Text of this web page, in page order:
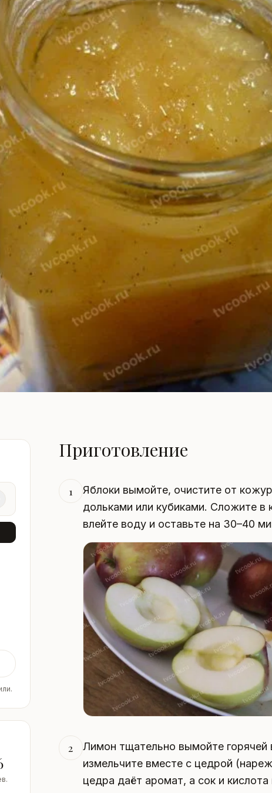
Приготовление
1
Яблоки вымойте, очистите от
дольками или кубиками. Сложите
влейте воду и оставьте на 30–40
2
Лимон тщательно вымойте горячей
измельчите вместе с цедрой
цедра даёт аромат, а сок и